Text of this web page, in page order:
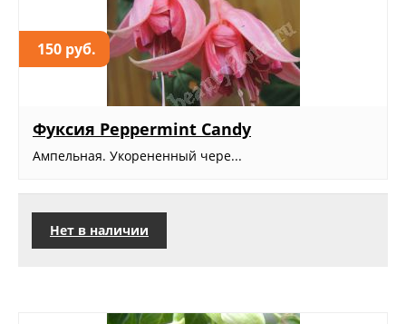
150 руб.
Фуксия Peppermint Candy
Ампельная. Укорененный чере...
Нет в наличии